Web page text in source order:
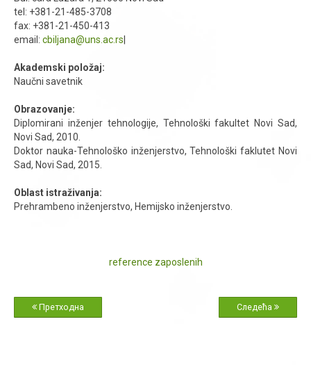
tel: +381-21-485-3708
fax: +381-21-450-413
email: cbiljana@uns.ac.rs
Akademski položaj:
Naučni savetnik
Obrazovanje:
Diplomirani inženjer tehnologije, Tehnološki fakultet Novi Sad,
Novi Sad, 2010.
Doktor nauka-Tehnološko inženjerstvo, Tehnološki faklutet Novi
Sad, Novi Sad, 2015.
Oblast istraživanja:
Prehrambeno inženjerstvo, Hemijsko inženjerstvo.
reference zaposlenih
Претходна Следећа